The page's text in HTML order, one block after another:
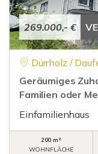
269.000,- €
Dürrholz /
Geräumiges
Familien oder
Einfamilienhaus
200 m²
WOHNFLÄCHE